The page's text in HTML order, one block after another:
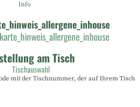
Info
am Tisch
Tischauswahl
mit der Tischnummer, der auf Ihrem Tisch